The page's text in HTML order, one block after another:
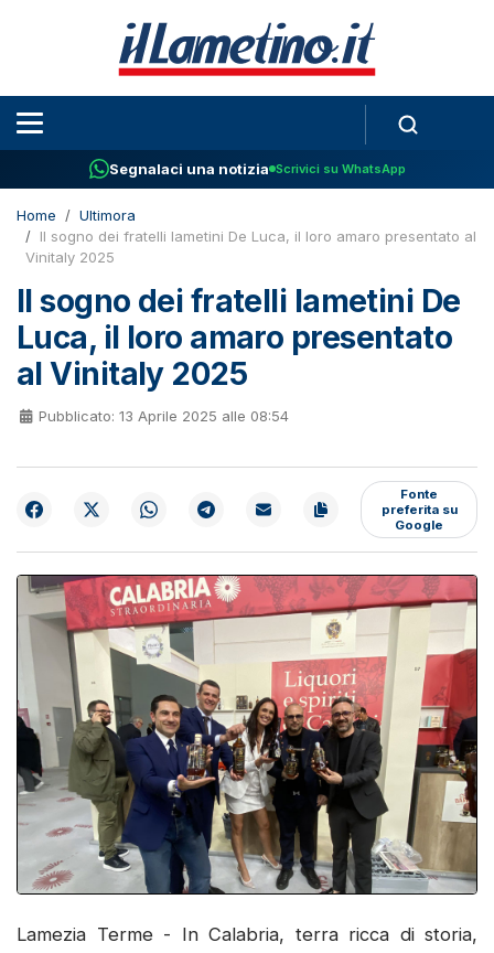
Segnalaci una notizia Scrivici su WhatsApp
Home
Ultimora
Il sogno dei fratelli lametini De Luca, il loro amaro presentato al
Vinitaly 2025
Il sogno dei fratelli lametini De
Luca, il loro amaro presentato
al Vinitaly 2025
Pubblicato: 13 Aprile 2025 alle 08:54
Fonte
preferita su
Google
Lamezia Terme - In Calabria, terra ricca di storia,